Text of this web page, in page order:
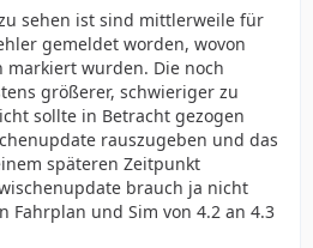
sehen ist sind mittlerweile für
gemeldet worden, wovon
markiert wurden. Die noch
größerer, schwieriger zu
sollte in Betracht gezogen
rauszugeben und das
späteren Zeitpunkt
brauch ja nicht
Fahrplan und Sim von 4.2 an 4.3